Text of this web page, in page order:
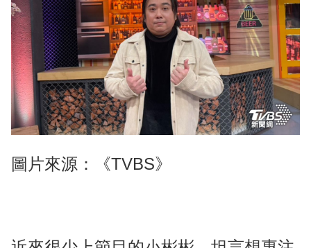
圖片來源：《TVBS》